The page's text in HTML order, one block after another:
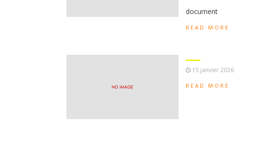
document
READ MORE
15 janvier 2026
READ MORE